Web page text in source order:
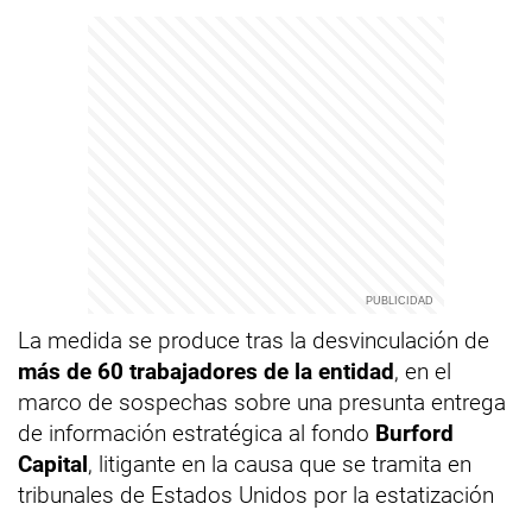
La medida se produce tras la desvinculación de
más de 60 trabajadores de la entidad, en el
marco de sospechas sobre una presunta entrega
de información estratégica al fondo Burford
Capital, litigante en la causa que se tramita en
tribunales de Estados Unidos por la estatización